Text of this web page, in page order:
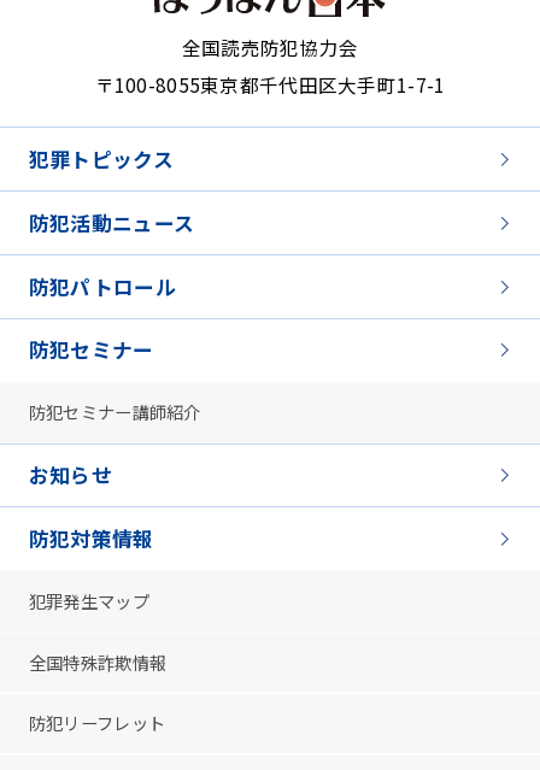
全国読売防犯協力会
〒100-8055東京都千代田区大手町1-7-1
犯罪トピックス
防犯活動ニュース
防犯パトロール
防犯セミナー
防犯セミナー講師紹介
お知らせ
防犯対策情報
犯罪発生マップ
全国特殊詐欺情報
防犯リーフレット